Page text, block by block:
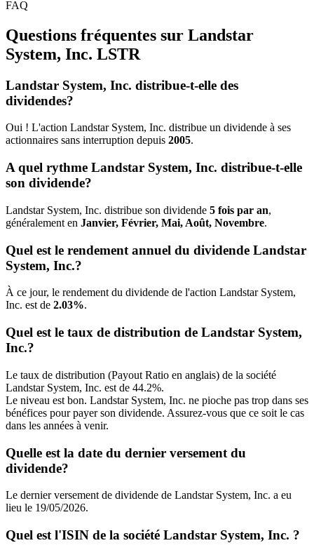
FAQ
Questions fréquentes sur Landstar
System, Inc. LSTR
Landstar System, Inc. distribue-t-elle des
dividendes?
Oui ! L'action Landstar System, Inc. distribue un dividende à ses
actionnaires sans interruption depuis 2005.
A quel rythme Landstar System, Inc. distribue-t-elle
son dividende?
Landstar System, Inc. distribue son dividende 5 fois par an,
généralement en Janvier, Février, Mai, Août, Novembre.
Quel est le rendement annuel du dividende Landstar
System, Inc.?
À ce jour, le rendement du dividende de l'action Landstar System,
Inc. est de 2.03%.
Quel est le taux de distribution de Landstar System,
Inc.?
Le taux de distribution (Payout Ratio en anglais) de la société
Landstar System, Inc. est de 44.2%.
Le niveau est bon. Landstar System, Inc. ne pioche pas trop dans ses
bénéfices pour payer son dividende. Assurez-vous que ce soit le cas
dans les années à venir.
Quelle est la date du dernier versement du
dividende?
Le dernier versement de dividende de Landstar System, Inc. a eu
lieu le 19/05/2026.
Quel est l'ISIN de la société Landstar System, Inc. ?